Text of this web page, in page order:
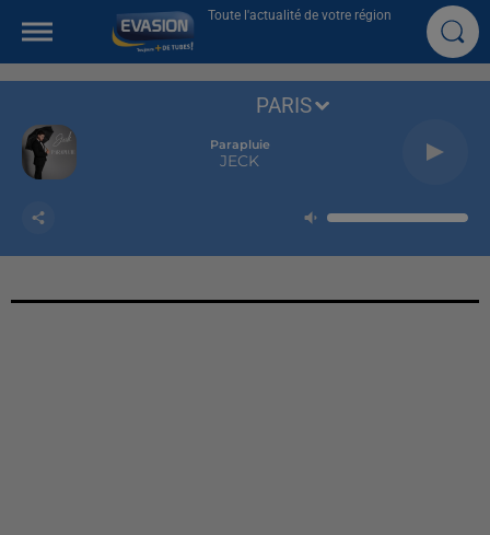
Toute l'actualité de votre région
Parapluie
JECK
PARIS